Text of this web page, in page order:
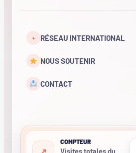
• RÉSEAU INTERNATIONAL
NOUS SOUTENIR
CONTACT
COMPTEUR
Visites totales du